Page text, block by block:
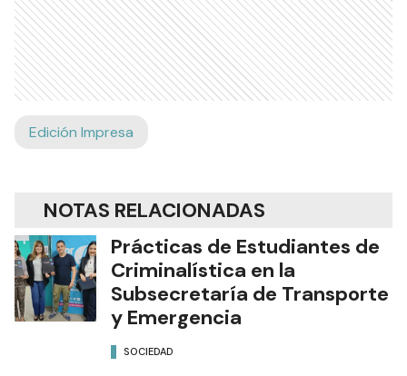
Edición Impresa
NOTAS RELACIONADAS
Prácticas de Estudiantes de
Criminalística en la
Subsecretaría de Transporte
y Emergencia
SOCIEDAD